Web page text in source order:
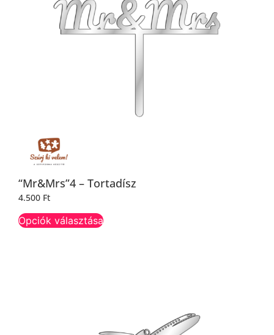
“Mr&Mrs”4 – Tortadísz
4.500 Ft
Opciók választása